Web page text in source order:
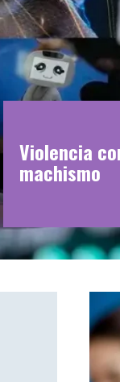
Violencia
machismo